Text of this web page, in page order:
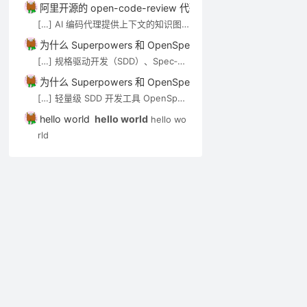
技术介绍。审查 Agent（如 open-co
de-review）可通过 MCP […]
阿里开源的 open-code-review 代码审查工具介绍－AI技术－志
[…] AI 编码代理提供上下文的知识图
谱/语义搜索类工具，见 AI 代码知识图
谱与上下文工具。审查 Agent（如 op
为什么 Superpowers 和 OpenSpec 都强调”先想后做”？－AI技
[…] 规格驱动开发（SDD）、Spec‑Kit
与 OpenSpec 在 Cursor 中的应用实
践 […]
为什么 Superpowers 和 OpenSpec 都强调”先想后做”？－AI技
[…] 轻量级 SDD 开发工具 OpenSpec
实用入门指南 […]
hello world hello world hello wo
rld